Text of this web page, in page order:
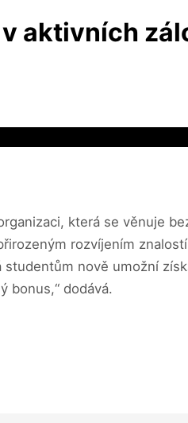
aktivních
která se věnuje
rozvíjením
nově umožní
bonus,“ dodává.